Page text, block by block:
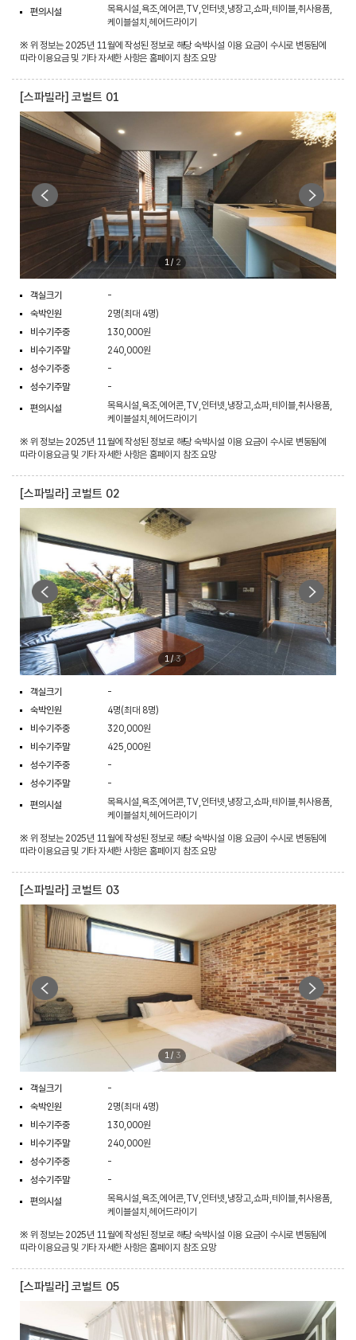
편의시설
목욕시설,욕조,에어콘,TV,인터넷,냉장고,쇼파,테이블,취사용품,
케이블설치,헤어드라이기
※ 위 정보는 2025년 11월에 작성된 정보로 해당 숙박시설 이용 요금이 수시로 변동됨에
따라 이용요금 및 기타 자세한 사항은 홈페이지 참조 요망
[스파빌라] 코벌트 01
1/ 2
객실크기
-
숙박인원
2명(최대 4명)
비수기주중
130,000원
비수기주말
240,000원
성수기주중
-
성수기주말
-
편의시설
목욕시설,욕조,에어콘,TV,인터넷,냉장고,쇼파,테이블,취사용품,
케이블설치,헤어드라이기
※ 위 정보는 2025년 11월에 작성된 정보로 해당 숙박시설 이용 요금이 수시로 변동됨에
따라 이용요금 및 기타 자세한 사항은 홈페이지 참조 요망
[스파빌라] 코벌트 02
1/3
객실크기
-
숙박인원
4명(최대 8명)
비수기주중
320,000원
비수기주말
425,000원
성수기주중
-
성수기주말
-
편의시설
목욕시설,욕조,에어콘,TV,인터넷,냉장고,쇼파,테이블,취사용품,
케이블설치,헤어드라이기
※ 위 정보는 2025년 11월에 작성된 정보로 해당 숙박시설 이용 요금이 수시로 변동됨에
따라 이용요금 및 기타 자세한 사항은 홈페이지 참조 요망
[스파빌라] 코벌트 03
1/ 3
객실크기
-
숙박인원
2명(최대 4명)
비수기주중
130,000원
비수기주말
240,000원
성수기주중
-
성수기주말
-
편의시설
목욕시설,욕조,에어콘,TV,인터넷,냉장고,쇼파,테이블,취사용품,
케이블설치,헤어드라이기
※ 위 정보는 2025년 11월에 작성된 정보로 해당 숙박시설 이용 요금이 수시로 변동됨에
따라 이용요금 및 기타 자세한 사항은 홈페이지 참조 요망
[스파빌라] 코벌트 05